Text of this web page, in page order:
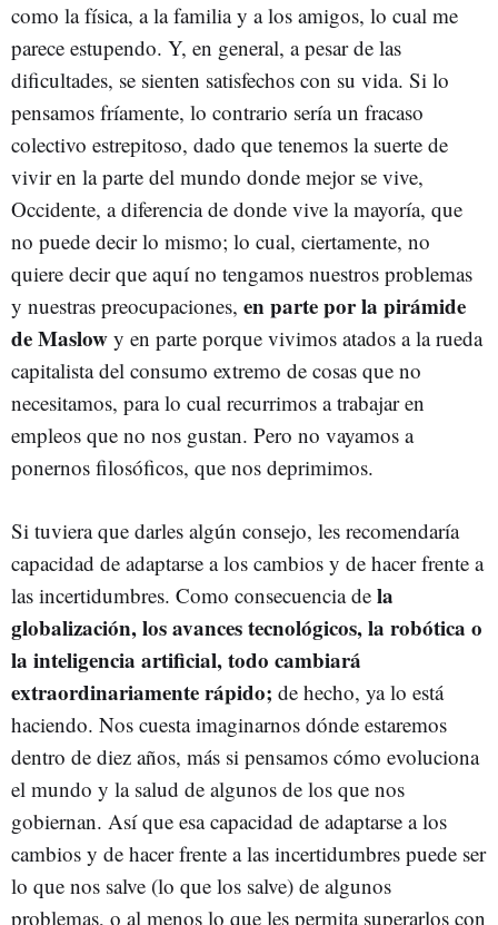
como la física, a la familia y a los amigos, lo cual me
parece estupendo. Y, en general, a pesar de las
dificultades, se sienten satisfechos con su vida. Si lo
pensamos fríamente, lo contrario sería un fracaso
colectivo estrepitoso, dado que tenemos la suerte de
vivir en la parte del mundo donde mejor se vive,
Occidente, a diferencia de donde vive la mayoría, que
no puede decir lo mismo; lo cual, ciertamente, no
quiere decir que aquí no tengamos nuestros problemas
y nuestras preocupaciones, en parte por la pirámide
de Maslow y en parte porque vivimos atados a la rueda
capitalista del consumo extremo de cosas que no
necesitamos, para lo cual recurrimos a trabajar en
empleos que no nos gustan. Pero no vayamos a
ponernos filosóficos, que nos deprimimos.
Si tuviera que darles algún consejo, les recomendaría
capacidad de adaptarse a los cambios y de hacer frente a
las incertidumbres. Como consecuencia de la
globalización, los avances tecnológicos, la robótica o
la inteligencia artificial, todo cambiará
extraordinariamente rápido; de hecho, ya lo está
haciendo. Nos cuesta imaginarnos dónde estaremos
dentro de diez años, más si pensamos cómo evoluciona
el mundo y la salud de algunos de los que nos
gobiernan. Así que esa capacidad de adaptarse a los
cambios y de hacer frente a las incertidumbres puede ser
lo que nos salve (lo que los salve) de algunos
problemas, o al menos lo que les permita superarlos con